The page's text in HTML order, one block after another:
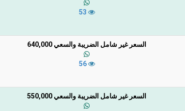
السعر غير شامل الضريبة والسعي 640,000
56
السعر غير شامل الضريبة والسعي 550,000